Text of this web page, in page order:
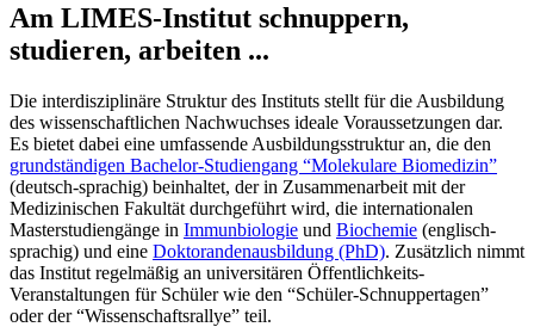
Am LIMES-Institut schnuppern,
studieren, arbeiten ...
Die interdisziplinäre Struktur des Instituts stellt für die Ausbildung
des wissenschaftlichen Nachwuchses ideale Voraussetzungen dar.
Es bietet dabei eine umfassende Ausbildungsstruktur an, die den
grundständigen Bachelor-Studiengang “Molekulare Biomedizin”
(deutsch-sprachig) beinhaltet, der in Zusammenarbeit mit der
Medizinischen Fakultät durchgeführt wird, die internationalen
Masterstudiengänge in Immunbiologie und Biochemie (englisch-
sprachig) und eine Doktorandenausbildung (PhD). Zusätzlich nimmt
das Institut regelmäßig an universitären Öffentlichkeits-
Veranstaltungen für Schüler wie den “Schüler-Schnuppertagen”
oder der “Wissenschaftsrallye” teil.